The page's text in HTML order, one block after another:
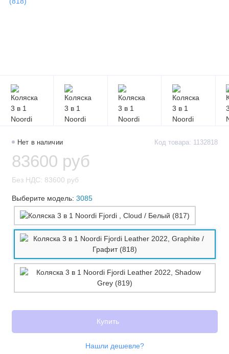
Нет в наличии Код товара: 1132818
83600 руб
Без НДС: 83600 руб
Выберите модель: 3085
Купить
Нашли дешевле?